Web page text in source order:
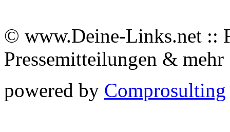
© www.Deine-Links.net ::
Pressemitteilungen &
powered by Comprosulting